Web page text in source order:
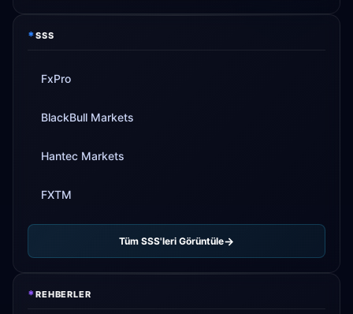
*SSS
FxPro
BlackBull Markets
Hantec Markets
FXTM
Tüm SSS'leri Görüntüle
*REHBERLER